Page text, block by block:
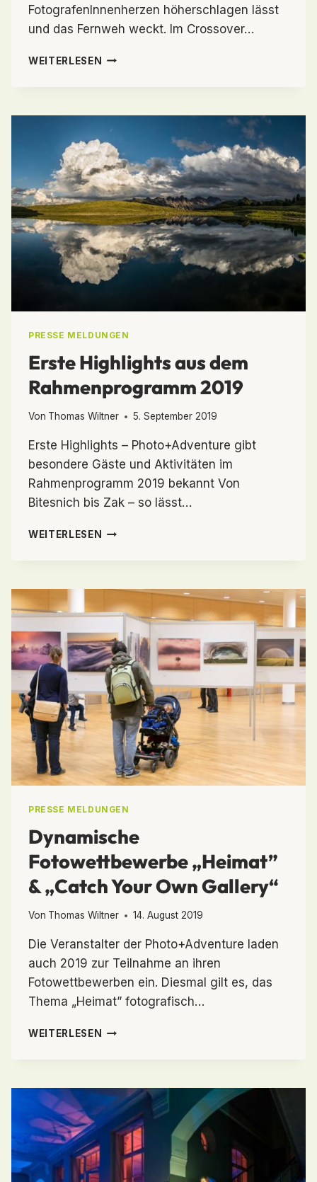
FotografenInnenherzen höherschlagen lässt
und das Fernweh weckt. Im Crossover…
WEITERLESEN MESSE
DEM
GEWISSEN
MEHR
|
PHOTO+ADVENTURE
2019
PRESSE MELDUNGEN
Erste Highlights aus dem
Rahmenprogramm 2019
Von Thomas Wiltner 5. September 2019
Erste Highlights – Photo+Adventure gibt
besondere Gäste und Aktivitäten im
Rahmenprogramm 2019 bekannt Von
Bitesnich bis Zak – so lässt…
WEITERLESEN
ERSTE
RAHMENPROGRAMM
2019
PRESSE MELDUNGEN
Dynamische
Fotowettbewerbe „Heimat”
& „Catch Your Own Gallery“
Von Thomas Wiltner 14. August 2019
Die Veranstalter der Photo+Adventure laden
auch 2019 zur Teilnahme an ihren
Fotowettbewerben ein. Diesmal gilt es, das
Thema „Heimat” fotografisch…
WEITERLESEN
DYNAMISCHE
„CATCH
YOUR
OWN
GALLERY“